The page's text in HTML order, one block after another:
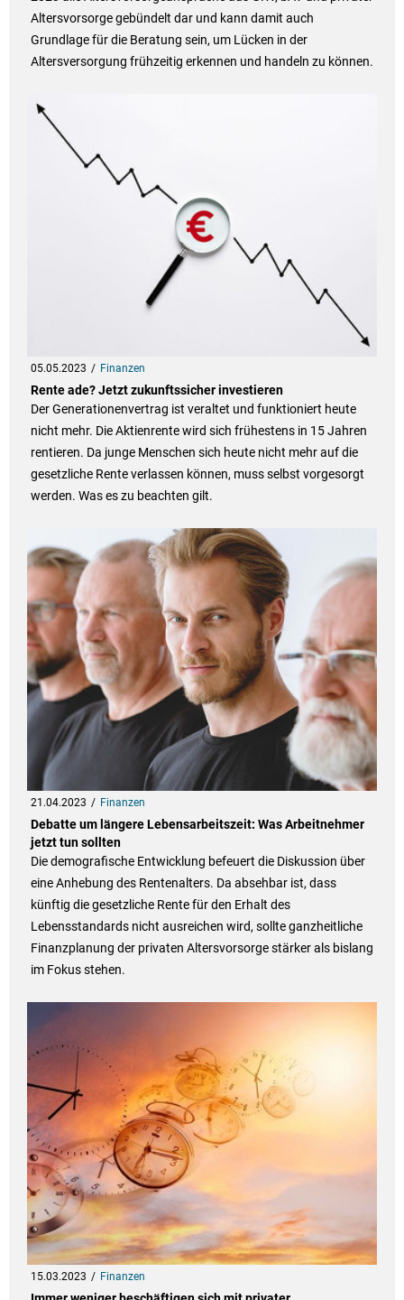
Altersvorsorge gebündelt dar und kann damit auch
Grundlage für die Beratung sein, um Lücken in der
Altersversorgung frühzeitig erkennen und handeln zu können.
05.05.2023 Finanzen
Rente ade? Jetzt zukunftssicher investieren
Der Generationenvertrag ist veraltet und funktioniert heute
nicht mehr. Die Aktienrente wird sich frühestens in 15 Jahren
rentieren. Da junge Menschen sich heute nicht mehr auf die
gesetzliche Rente verlassen können, muss selbst vorgesorgt
werden. Was es zu beachten gilt.
21.04.2023 Finanzen
Debatte um längere Lebensarbeitszeit: Was Arbeitnehmer
jetzt tun sollten
Die demografische Entwicklung befeuert die Diskussion über
eine Anhebung des Rentenalters. Da absehbar ist, dass
künftig die gesetzliche Rente für den Erhalt des
Lebensstandards nicht ausreichen wird, sollte ganzheitliche
Finanzplanung der privaten Altersvorsorge stärker als bislang
im Fokus stehen.
15.03.2023 Finanzen